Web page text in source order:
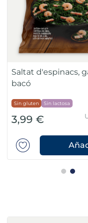
Saltat d'espinacs,
bacó
Sin gluten Sin lactosa
3,99 €